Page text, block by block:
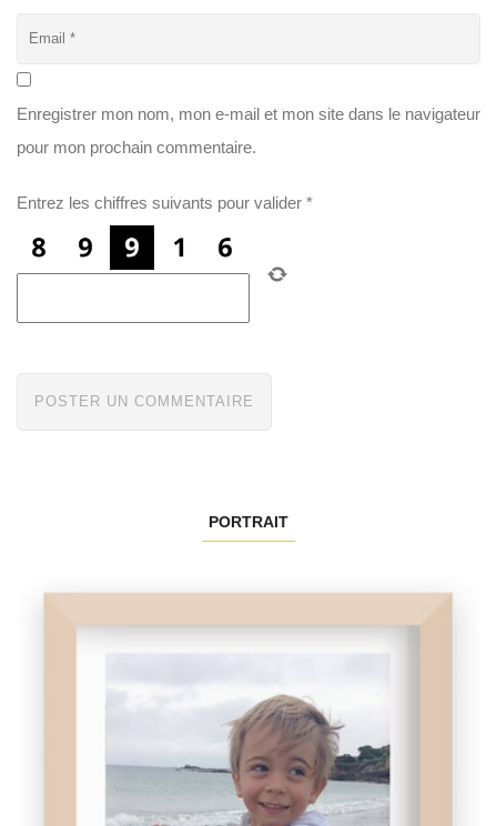
Enregistrer mon nom, mon e-mail et mon site dans le navigateur
pour mon prochain commentaire.
Entrez les chiffres suivants pour valider *
PORTRAIT